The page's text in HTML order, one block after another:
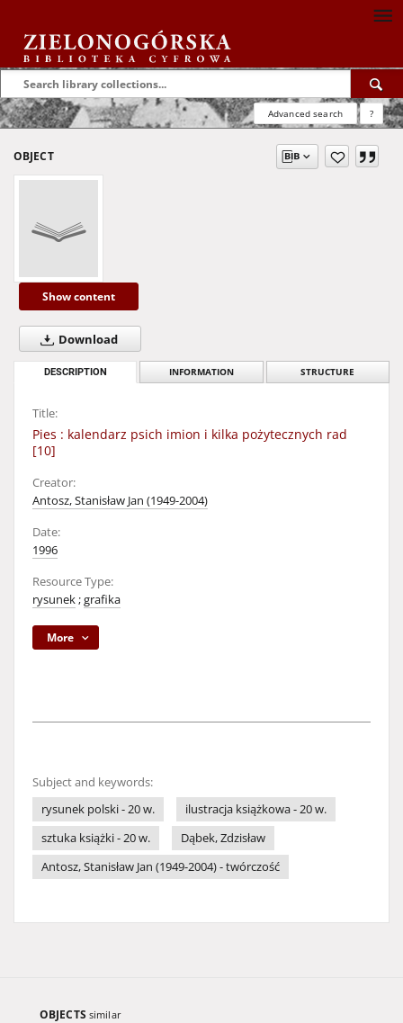
Advanced search ?
OBJECT
Show content
Download
DESCRIPTION INFORMATION STRUCTURE
Title:
Pies : kalendarz psich imion i kilka pożytecznych rad
[10]
Creator:
Antosz, Stanisław Jan (1949-2004)
Date:
1996
Resource Type:
rysunek;grafika
More
Subject and keywords:
rysunek polski - 20 w.
ilustracja książkowa - 20 w.
sztuka książki - 20 w.
Dąbek, Zdzisław
Antosz, Stanisław Jan (1949-2004) - twórczość
OBJECTS similar